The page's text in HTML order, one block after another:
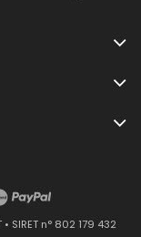
SIRET n° 802 179 432